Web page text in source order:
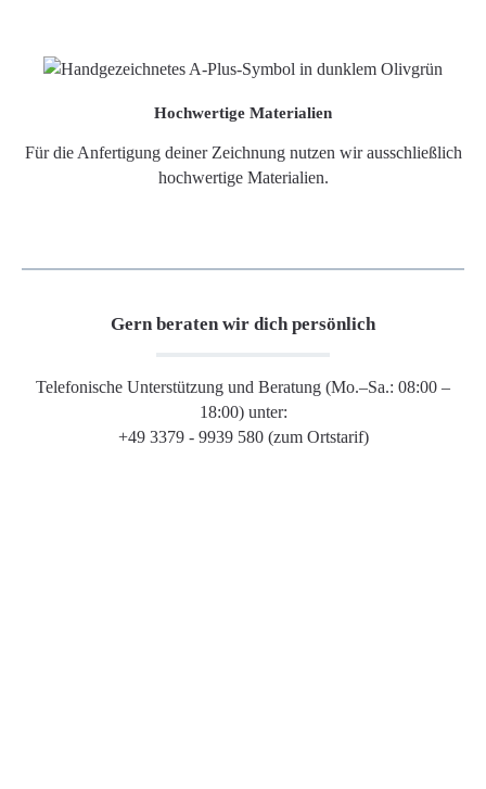
Hochwertige Materialien
Für die Anfertigung deiner Zeichnung nutzen wir ausschließlich
hochwertige Materialien.
Gern beraten wir dich persönlich
Telefonische Unterstützung und Beratung (Mo.–Sa.: 08:00 –
18:00) unter:
+49 3379 - 9939 580 (zum Ortstarif)